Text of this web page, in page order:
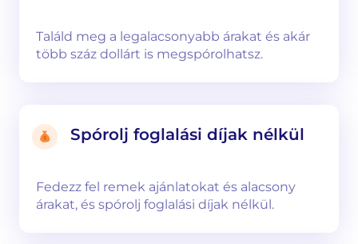
Találd meg a legalacsonyabb árakat és akár
több száz dollárt is megspórolhatsz.
Spórolj foglalási díjak nélkül
Fedezz fel remek ajánlatokat és alacsony
árakat, és spórolj foglalási díjak nélkül.